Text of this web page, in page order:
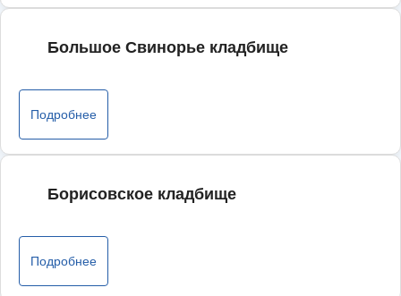
Большое Свинорье кладбище
Подробнее
Борисовское кладбище
Подробнее